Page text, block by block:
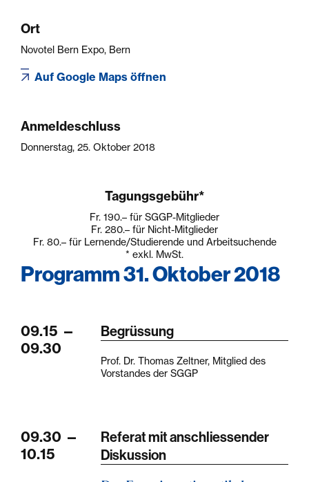
Ort
Novotel Bern Expo, Bern
Auf Google Maps öffnen
Anmeldeschluss
Donnerstag, 25. Oktober 2018
Tagungsgebühr*
Fr. 190.– für SGGP-Mitglieder
Fr. 280.– für Nicht-Mitglieder
Fr. 80.–für Lernende/Studierende und Arbeitsuchende
* exkl. MwSt.
Programm 31. Oktober 2018
09.15 —
09.30
Begrüssung
Prof. Dr. Thomas Zeltner, Mitglied des
Vorstandes der SGGP
09.30 —
10.15
Referat mit anschliessender
Diskussion